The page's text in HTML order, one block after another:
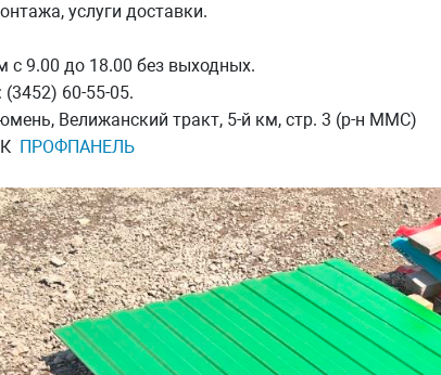
услуги доставки.
с 9.00 до 18.00 без выходных.
60-55-05.
Велижанский тракт, 5-й км, стр. 3 (р-н ММС)
ПРОФПАНЕЛЬ